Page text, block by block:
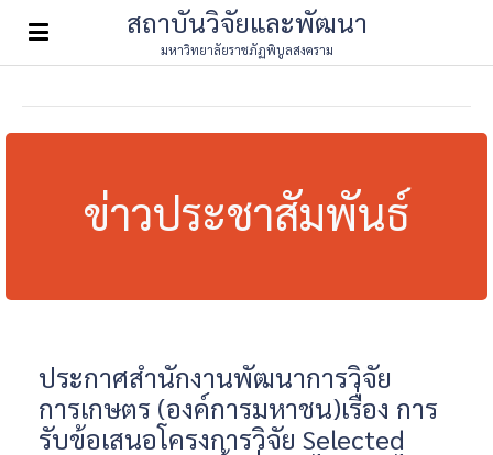
สถาบันวิจัยและพัฒนา
มหาวิทยาลัยราชภัฏพิบูลสงคราม
ข่าวประชาสัมพันธ์
ประกาศสำนักงานพัฒนาการวิจัย
การเกษตร (องค์การมหาชน)เรื่อง การ
รับข้อเสนอโครงการวิจัย Selected